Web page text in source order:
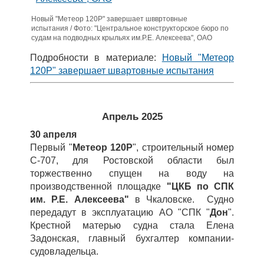
Новый "Метеор 120Р" завершает шввртовные
испытания / Фото: "Центральное конструкторское бюро по
судам на подводных крыльях им.Р.Е. Алексеева", ОАО
Подробности в материале:
Новый "Метеор
120Р" завершает швартовные испытания
Апрель 2025
30 апреля
Первый " Метеор 120Р", строительный номер
С-707, для Ростовской области был
торжественно спущен на воду на
производственной площадке "ЦКБ по СПК
им. Р.Е. Алексеева" в Чкаловске. Судно
передадут в эксплуатацию АО "СПК "Дон".
Крестной матерью судна стала Елена
Задонская, главный бухгалтер компании-
судовладельца.